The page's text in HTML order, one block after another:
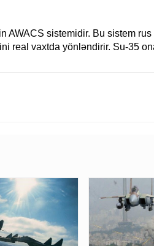
AWACS sistemidir. Bu sistem
real vaxtda yönləndirir. Su-35